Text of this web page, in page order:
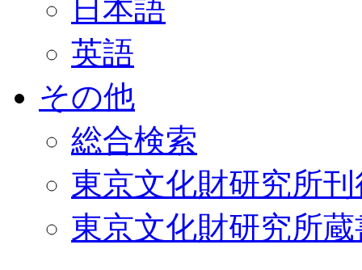
日本語
英語
その他
総合検索
東京文化財研究所
東京文化財研究所